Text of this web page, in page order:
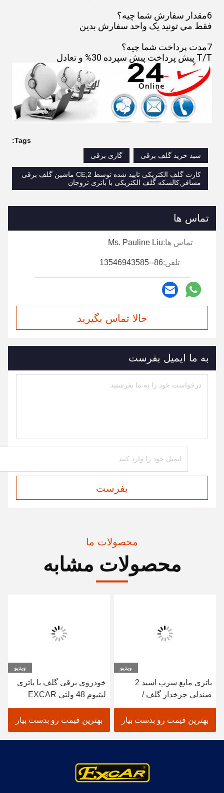
6مقدار سفارش شما چيه؟
فقط مي تونيد يک واحد سفارش بدين
7مدت پرداخت شما چيه؟
T/T پیش پرداخت پیش سپرده 30% و تعادل
Tags:
سبد خرید گلف برقی
گاری برقی
کارت گلف الکتریکی تایید شده توسط CE,2 ماشین گلف برقی
مسافر,کالسکه گلف الکتریکی با باتری تروجان
تماس ها
تماس ها:Ms. Pauline Liu
تلفن:86--13546943585
حالا تماس بگیرید
به ما ایمیل بفرست
بفرست
محصولات ما
محصولات مشابه
ویدیو
باتری مایع سرب اسید 2
صندلی چرخدار گلف /
الکتریک حوضچه گلف خودرو
بهترین قیمت رو بدست بیار
ویدیو
خودروی برقی گلف با باتری
لیتیوم 48 ولتی EXCAR
A1S6+2 سفید
بهترین قیمت رو بدست بیار